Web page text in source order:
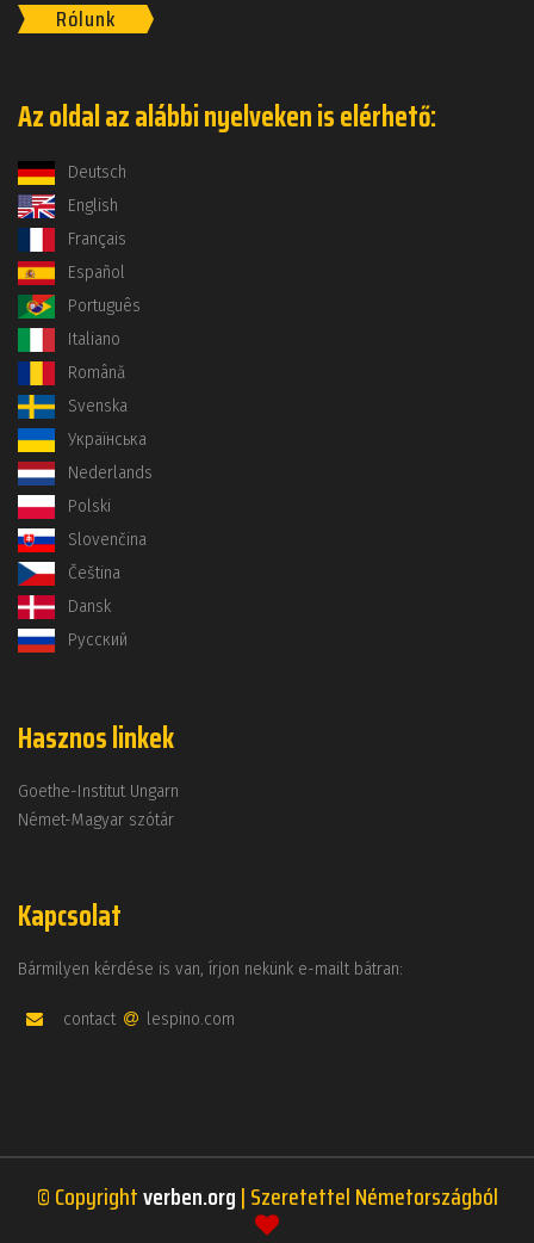
Rólunk
Az oldal az alábbi nyelveken is elérhető:
Deutsch
English
Français
Español
Português
Italiano
Română
Svenska
Українська
Nederlands
Polski
Slovenčina
Čeština
Dansk
Русский
Hasznos linkek
Goethe-Institut Ungarn
Német-Magyar szótár
Kapcsolat
Bármilyen kérdése is van, írjon nekünk e-mailt bátran:
contact lespino.com
© Copyrightverben.org| Szeretettel Németországból